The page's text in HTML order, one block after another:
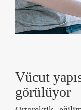
Vücut
görülüyor